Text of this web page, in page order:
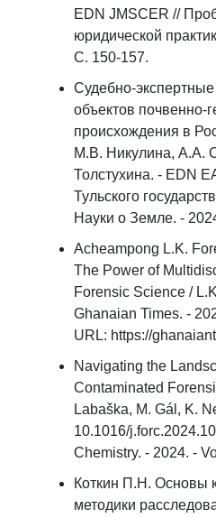
EDN JMSCER //
юридической
С. 150-157.
Судебно-
объектов почвенно-
происхождения в
М.В. Никулина, А.А.
Толстухина. - EDN
Тульского
Науки о Земле. -
Acheampong L.K.
The Power of
Forensic Science /
Ghanaian Times. -
URL: https://
Navigating the
Contaminated
Labaška, M. Gál, K.
10.1016/
Chemistry. - 2024. -
Коткин П.Н. Основы
методики